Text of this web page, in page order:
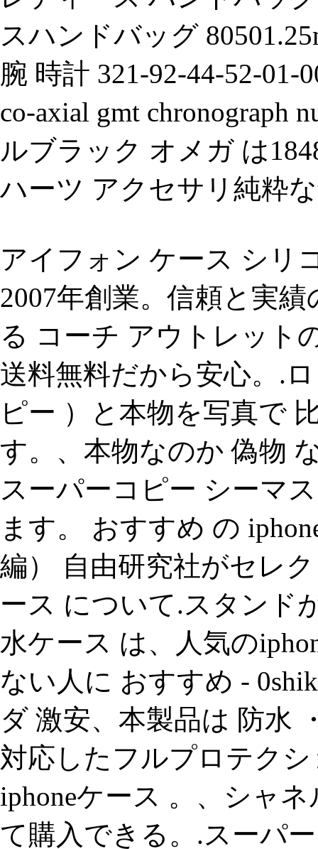
スハンドバッグ
腕 時計 321-92-44-52-01-
co-axial gmt chronograph
ルブラック オメガ は
ハーツ アクセサリ純粋
アイフォン ケース シリ
2007年創業。信頼と実
る コーチ アウトレット
送料無料だから安心。.
ピー ）と本物を写真で
す。、本物なのか 偽物
スーパーコピー シーマ
ます。 おすすめ の
編） 自由研究社がセレ
ース について.スタンド
水ケース は、人気の
ない人に おすすめ -
ダ 激安、本製品は 防水
対応したフルプロテク
iphoneケース 。、シャ
て購入できる。.スーパ